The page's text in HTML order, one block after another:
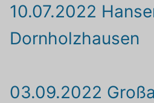
10.07.2022
Dornholzhausen
03.09.2022